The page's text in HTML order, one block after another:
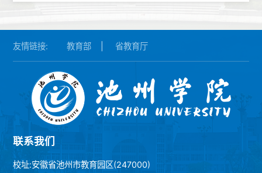
友情链接: 教育部 省教育厅
联系我们
校址:安徽省池州市教育园区(247000)